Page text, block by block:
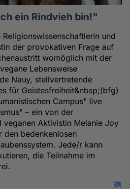
ein Rindvieh bin!"
und
der provokativen Frage auf
womöglich mit der
Lebensweise
Nauy, stellvertretende
für Geistesfreiheit&nbsp;(bfg)
Campus" live
– ein von der
veganen Aktivistin Melanie Joy
den bedenkenlosen
Jede/r kann
die Teilnahme im